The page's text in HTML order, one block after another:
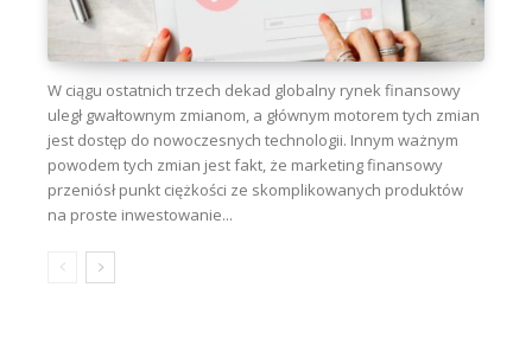
W ciągu ostatnich trzech dekad globalny rynek finansowy
uległ gwałtownym zmianom, a głównym motorem tych zmian
jest dostęp do nowoczesnych technologii. Innym ważnym
powodem tych zmian jest fakt, że marketing finansowy
przeniósł punkt ciężkości ze skomplikowanych produktów
na proste inwestowanie...